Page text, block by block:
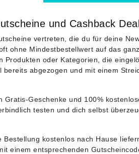
und Cashback
vertreten, die du für deine
ohne Mindestbestellwert auf das
Produkten oder Kategorien, die
bereits abgezogen und mit einem
Gratis-Geschenke und 100%
testen und dich selbst
Bestellung kostenlos nach Hause
einem entsprechenden